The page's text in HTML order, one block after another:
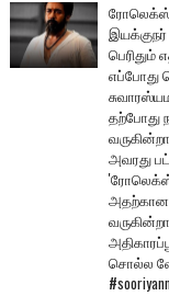
ரோலெக்ஸ்
பெரிதும்
எப்போது
தற்போது
அவரது
'ரோலெக்ஸ்'
அதற்கான
சொல்ல